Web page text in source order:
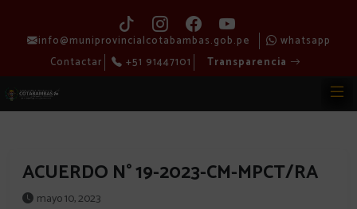
info@muniprovincialcotabambas.gob.pe
whatsapp
Contactar
+51 91447101 Transparencia
ACUERDO N° 19-2023-CM-MPCT/RA
mayo 10, 2023